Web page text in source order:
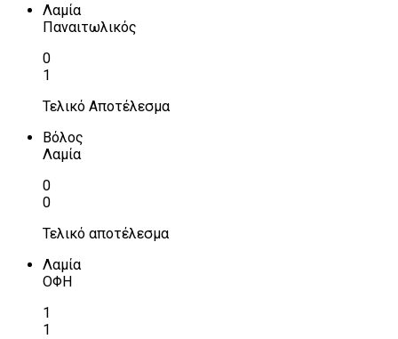
Λαμία
Παναιτωλικός
0
1
Τελικό Αποτέλεσμα
Βόλος
Λαμία
0
0
Τελικό αποτέλεσμα
Λαμία
ΟΦΗ
1
1